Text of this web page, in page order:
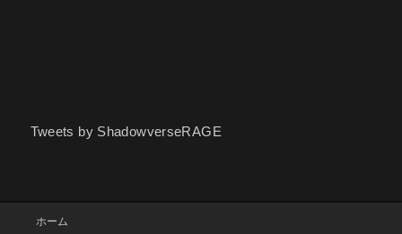
Tweets by ShadowverseRAGE
ホーム